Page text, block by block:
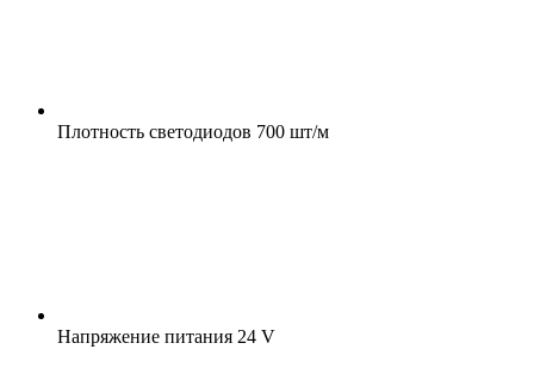
Плотность светодиодов 700 шт/м
Напряжение питания 24 V